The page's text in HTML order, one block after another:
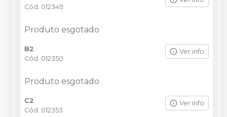
Cód. 012349
Produto esgotado
B2
Cód. 012350
Ver info
Produto esgotado
C2
Cód. 012353
Ver info